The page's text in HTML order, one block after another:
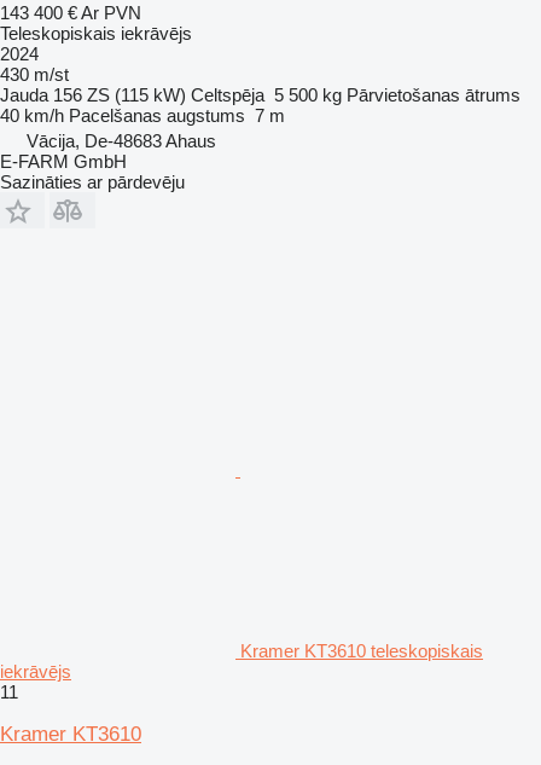
143 400 €Ar PVN
Teleskopiskais iekrāvējs
2024
430 m/st
Jauda 156 ZS (115 kW) Celtspēja 5 500 kg Pārvietošanas ātrums
40 km/h Pacelšanas augstums 7 m
Vācija, De-48683 Ahaus
E-FARM GmbH
Sazināties ar pārdevēju
Kramer KT3610 teleskopiskais
iekrāvējs
11
Kramer KT3610